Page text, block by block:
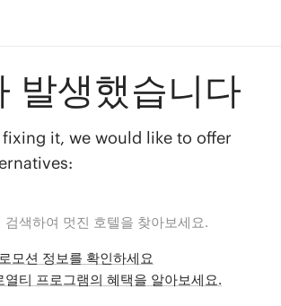
발생했습니다
it, we would like to offer
검색하여 멋진 호텔을 찾아보세요.
모션 정보를 확인하세요
티 프로그램의 혜택을 알아보세요.